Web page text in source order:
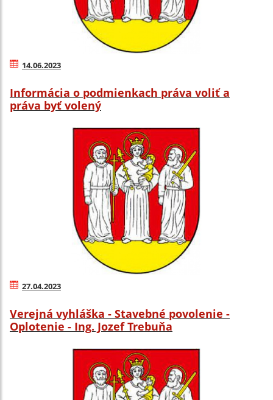
14.06.2023
Informácia o podmienkach práva voliť a
práva byť volený
27.04.2023
Verejná vyhláška - Stavebné povolenie -
Oplotenie - Ing. Jozef Trebuňa